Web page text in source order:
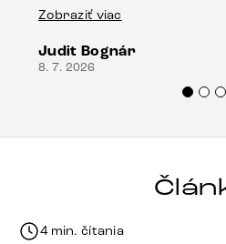
stola bolo malé
Vincze pri riešení mojej
veľmi korektne.
Zobraziť viac
Judit Bognár
8. 7. 2026
4 min. čítania